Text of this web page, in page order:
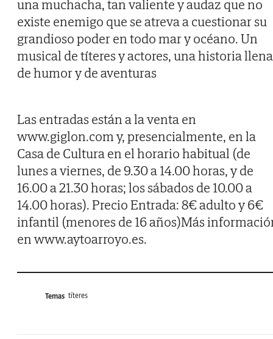
una muchacha, tan valiente y audaz que no
existe enemigo que se atreva a cuestionar su
grandioso poder en todo mar y océano. Un
musical de títeres y actores, una historia llena
de humor y de aventuras
Las entradas están a la venta en
www.giglon.com y, presencialmente, en la
Casa de Cultura en el horario habitual (de
lunes a viernes, de 9.30 a 14.00 horas, y de
16.00 a 21.30 horas; los sábados de 10.00 a
14.00 horas). Precio Entrada: 8€ adulto y 6€
infantil (menores de 16 años)Más
en www.aytoarroyo.es.
Temas títeres